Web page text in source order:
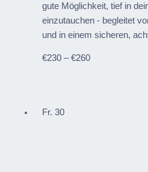
gute Möglichkeit, tief in
einzutauchen - begleitet
und in einem sicheren,
€230 – €260
Fr.30